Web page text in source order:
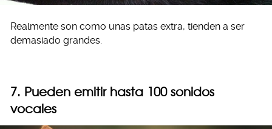
Realmente son como unas patas extra, tienden a ser
demasiado grandes.
7. Pueden emitir hasta 100 sonidos
vocales